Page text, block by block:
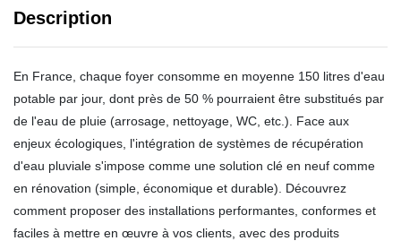
Description
En France, chaque foyer consomme en moyenne 150 litres d'eau
potable par jour, dont près de 50 % pourraient être substitués par
de l'eau de pluie (arrosage, nettoyage, WC, etc.). Face aux
enjeux écologiques, l'intégration de systèmes de récupération
d'eau pluviale s'impose comme une solution clé en neuf comme
en rénovation (simple, économique et durable). Découvrez
comment proposer des installations performantes, conformes et
faciles à mettre en œuvre à vos clients, avec des produits